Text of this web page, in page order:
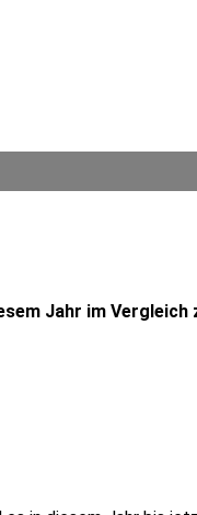
Jahr im Vergleich